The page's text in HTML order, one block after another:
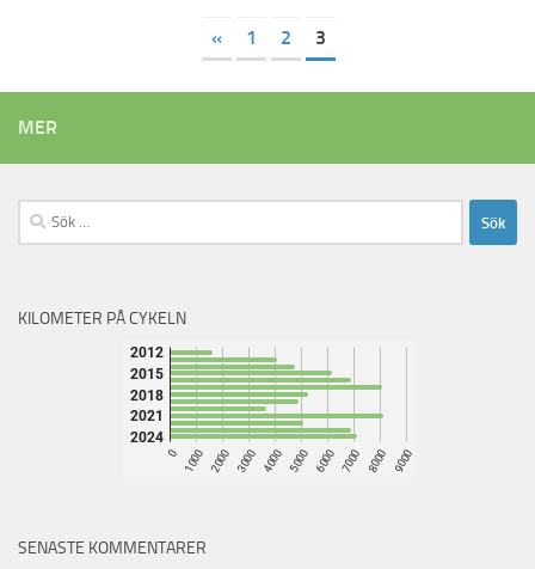
« 1 2 3
MER
Sök
efter:
KILOMETER PÅ CYKELN
SENASTE KOMMENTARER